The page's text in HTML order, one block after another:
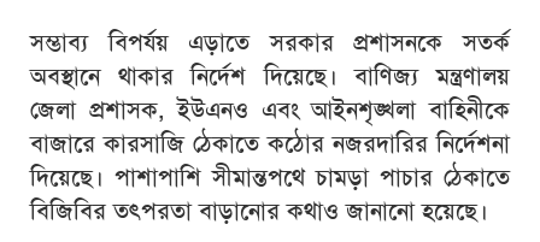
সম্ভাব্য বিপর্যয় এড়াতে সরকার প্রশাসনকে সতর্ক
অবস্থানে থাকার নির্দেশ দিয়েছে। বাণিজ্য মন্ত্রণালয়
জেলা প্রশাসক, ইউএনও এবং আইনশৃঙ্খলা বাহিনীকে
বাজারে কারসাজি ঠেকাতে কঠোর নজরদারির নির্দেশনা
দিয়েছে। পাশাপাশি সীমান্তপথে চামড়া পাচার ঠেকাতে
বিজিবির তৎপরতা বাড়ানোর কথাও জানানো হয়েছে।